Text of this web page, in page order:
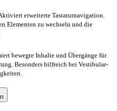
erweiterte Tastaturnavigation.
Elementen zu wechseln und die
bewegte Inhalte und Übergänge für
Besonders hilfreich bei Vestibular-